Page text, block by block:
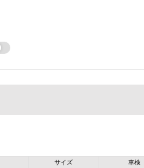
サイズ
車検